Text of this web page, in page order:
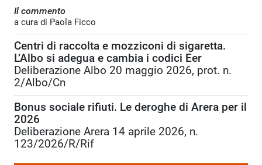
Il commento
a cura di Paola Ficco
Centri di raccolta e mozziconi di sigaretta.
L’Albo si adegua e cambia i codici Eer
Deliberazione Albo 20 maggio 2026, prot. n.
2/Albo/Cn
Bonus sociale rifiuti. Le deroghe di Arera per il
2026
Deliberazione Arera 14 aprile 2026, n.
123/2026/R/Rif